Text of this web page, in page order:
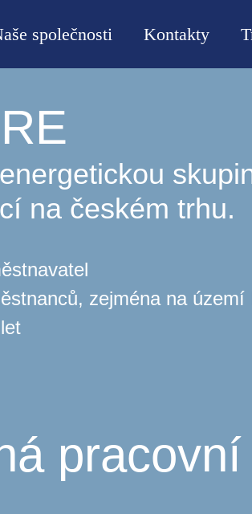
společnosti Kontakty
na českém trhu.
zejména na území